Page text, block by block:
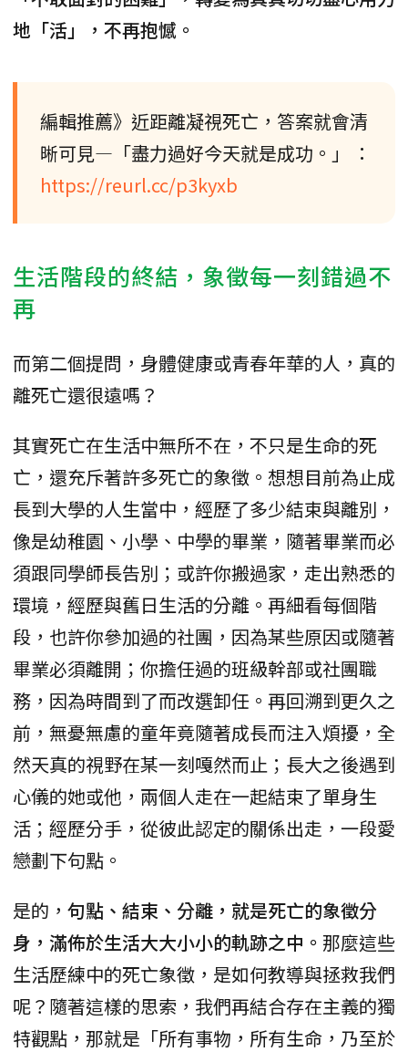
地「活」，不再抱憾。
編輯推薦》近距離凝視死亡，答案就會清
晰可見—「盡力過好今天就是成功。」 ：
https://reurl.cc/p3kyxb
生活階段的終結，象徵每一刻錯過不
再
而第二個提問，身體健康或青春年華的人，真的
離死亡還很遠嗎？
其實死亡在生活中無所不在，不只是生命的死
亡，還充斥著許多死亡的象徵。想想目前為止成
長到大學的人生當中，經歷了多少結束與離別，
像是幼稚園、小學、中學的畢業，隨著畢業而必
須跟同學師長告別；或許你搬過家，走出熟悉的
環境，經歷與舊日生活的分離。再細看每個階
段，也許你參加過的社團，因為某些原因或隨著
畢業必須離開；你擔任過的班級幹部或社團職
務，因為時間到了而改選卸任。再回溯到更久之
前，無憂無慮的童年竟隨著成長而注入煩擾，全
然天真的視野在某一刻嘎然而止；長大之後遇到
心儀的她或他，兩個人走在一起結束了單身生
活；經歷分手，從彼此認定的關係出走，一段愛
戀劃下句點。
是的， 句點、結束、分離，就是死亡的象徵分
身，滿佈於生活大大小小的軌跡之中。 那麼這些
生活歷練中的死亡象徵，是如何教導與拯救我們
呢？隨著這樣的思索，我們再結合存在主義的獨
特觀點，那就是「所有事物，所有生命，乃至於